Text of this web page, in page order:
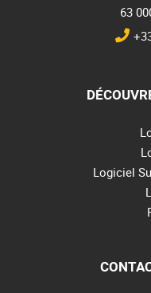
63
Logiciel